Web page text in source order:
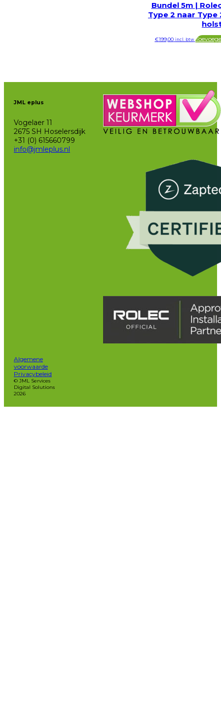
Bundel 5m |
Type 2 naar
€199,00 incl. btw
JML eplus
Vogelaer 11
2675 SH Hoselersdijk
+31 (0) 615660799
info@jmleplus.nl
Algemene
voorwaarde
Privacybeleid
© JML Services
Digital Solutions
2026